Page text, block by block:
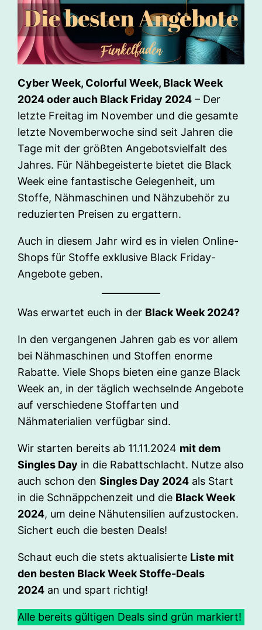
Cyber Week, Colorful Week, Black Week
2024 oder auch Black Friday 2024 – Der
letzte Freitag im November und die gesamte
letzte Novemberwoche sind seit Jahren die
Tage mit der größten Angebotsvielfalt des
Jahres. Für Nähbegeisterte bietet die Black
Week eine fantastische Gelegenheit, um
Stoffe, Nähmaschinen und Nähzubehör zu
reduzierten Preisen zu ergattern.
Auch in diesem Jahr wird es in vielen Online-
Shops für Stoffe exklusive Black Friday-
Angebote geben.
Was erwartet euch in der Black Week 2024?
In den vergangenen Jahren gab es vor allem
bei Nähmaschinen und Stoffen enorme
Rabatte. Viele Shops bieten eine ganze Black
Week an, in der täglich wechselnde Angebote
auf verschiedene Stoffarten und
Nähmaterialien verfügbar sind.
Wir starten bereits ab 11.11.2024 mit dem
Singles Day in die Rabattschlacht. Nutze also
auch schon denSingles Day 2024 als Start
in die Schnäppchenzeit und die Black Week
2024, um deine Nähutensilien aufzustocken.
Sichert euch die besten Deals!
Schaut euch die stets aktualisierte Liste mit
den besten Black Week Stoffe-Deals
2024 an und spart richtig!
Alle bereits gültigen Deals sind grün markiert!